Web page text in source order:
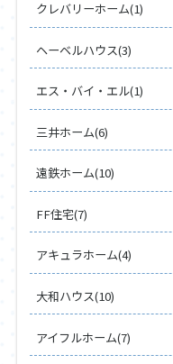
クレバリーホーム(1)
ヘーベルハウス(3)
エス・バイ・エル(1)
三井ホーム(6)
遠鉄ホーム(10)
FF住宅(7)
アキュラホーム(4)
大和ハウス(10)
アイフルホーム(7)